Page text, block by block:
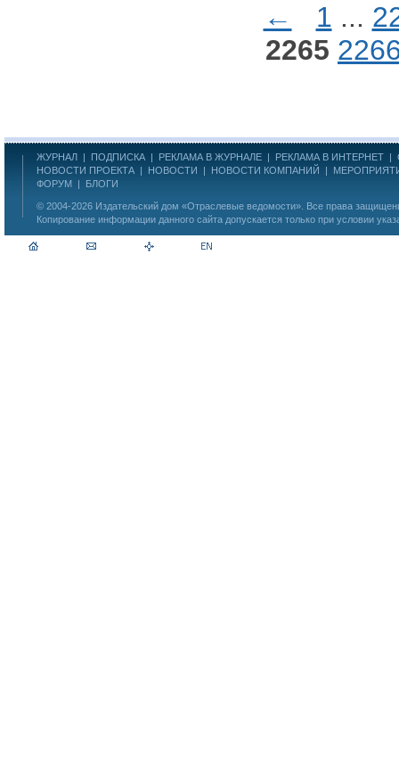
← 1 ...
2265
ЖУРНАЛ | ПОДПИСКА | РЕКЛАМА В ЖУРНАЛЕ | РЕКЛАМА В ИНТЕРНЕТ |
НОВОСТИ ПРОЕКТА | НОВОСТИ | НОВОСТИ КОМПАНИЙ |
ФОРУМ | БЛОГИ
© 2004-2026 Издательский дом «Отраслевые ведомости» . Все права
Копирование информации данного сайта допускается только при условии